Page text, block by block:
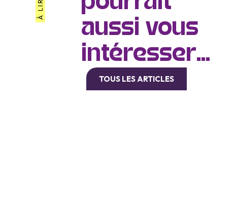
aussi vous
intéresser...
TOUS LES ARTICLES